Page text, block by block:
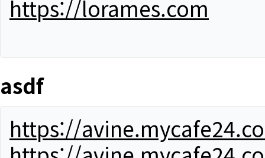
https://lorames.com
asdf
https://